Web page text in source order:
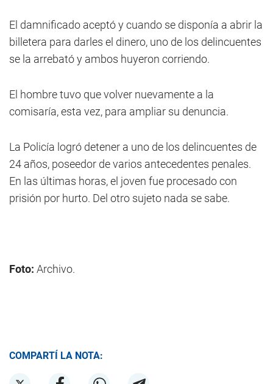
El damnificado aceptó y cuando se disponía a abrir la
billetera para darles el dinero, uno de los delincuentes
se la arrebató y ambos huyeron corriendo.
El hombre tuvo que volver nuevamente a la
comisaría, esta vez, para ampliar su denuncia.
La Policía logró detener a uno de los delincuentes de
24 años, poseedor de varios antecedentes penales.
En las últimas horas, el joven fue procesado con
prisión por hurto. Del otro sujeto nada se sabe.
Foto: Archivo.
COMPARTÍ LA NOTA: